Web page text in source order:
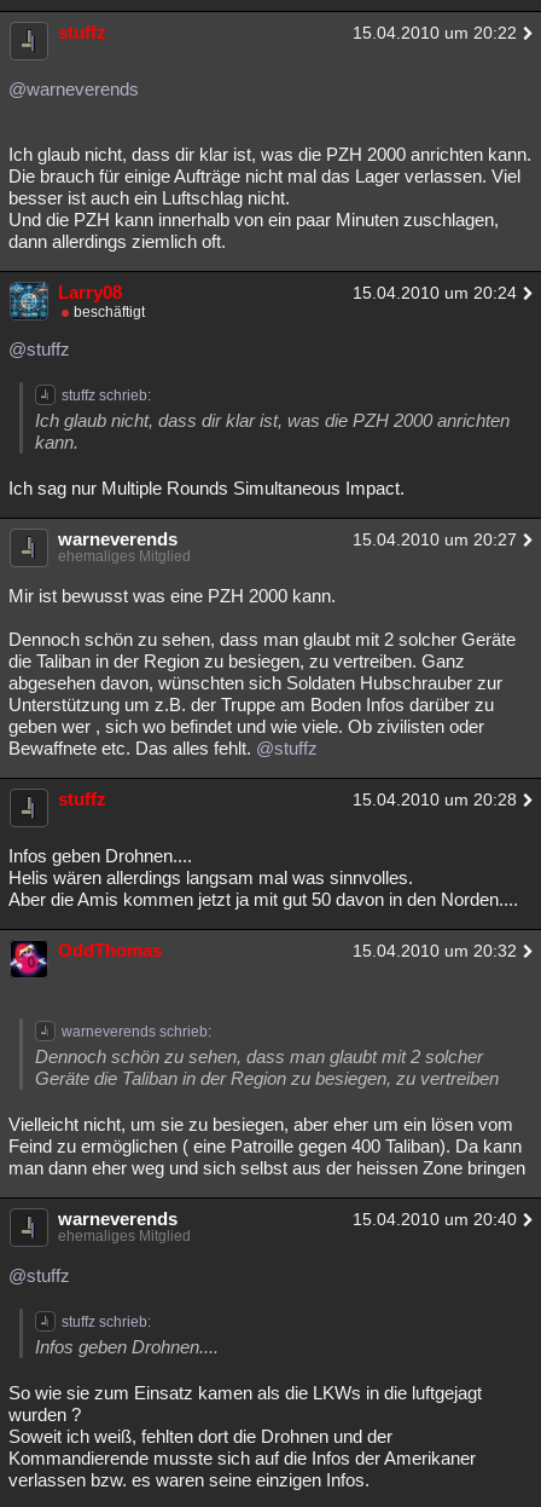
stuffz 15.04.2010 um 20:22
@warneverends
Ich glaub nicht, dass dir klar ist, was die PZH 2000 anrichten kann.
Die brauch für einige Aufträge nicht mal das Lager verlassen. Viel
besser ist auch ein Luftschlag nicht.
Und die PZH kann innerhalb von ein paar Minuten zuschlagen,
dann allerdings ziemlich oft.
Larry08 15.04.2010 um 20:24
beschäftigt
@stuffz
stuffz schrieb:
Ich glaub nicht, dass dir klar ist, was die PZH 2000 anrichten
kann.
Ich sag nur Multiple Rounds Simultaneous Impact.
warneverends 15.04.2010 um 20:27
ehemaliges Mitglied
Mir ist bewusst was eine PZH 2000 kann.
Dennoch schön zu sehen, dass man glaubt mit 2 solcher Geräte
die Taliban in der Region zu besiegen, zu vertreiben. Ganz
abgesehen davon, wünschten sich Soldaten Hubschrauber zur
Unterstützung um z.B. der Truppe am Boden Infos darüber zu
geben wer , sich wo befindet und wie viele. Ob zivilisten oder
Bewaffnete etc. Das alles fehlt. @stuffz
stuffz 15.04.2010 um 20:28
Infos geben Drohnen....
Helis wären allerdings langsam mal was sinnvolles.
Aber die Amis kommen jetzt ja mit gut 50 davon in den Norden....
OddThomas 15.04.2010 um 20:32
warneverends schrieb:
Dennoch schön zu sehen, dass man glaubt mit 2 solcher
Geräte die Taliban in der Region zu besiegen, zu vertreiben
Vielleicht nicht, um sie zu besiegen, aber eher um ein lösen vom
Feind zu ermöglichen ( eine Patroille gegen 400 Taliban). Da kann
man dann eher weg und sich selbst aus der heissen Zone bringen
warneverends 15.04.2010 um 20:40
ehemaliges Mitglied
@stuffz
stuffz schrieb:
Infos geben Drohnen....
So wie sie zum Einsatz kamen als die LKWs in die luftgejagt
wurden ?
Soweit ich weiß, fehlten dort die Drohnen und der
Kommandierende musste sich auf die Infos der Amerikaner
verlassen bzw. es waren seine einzigen Infos.